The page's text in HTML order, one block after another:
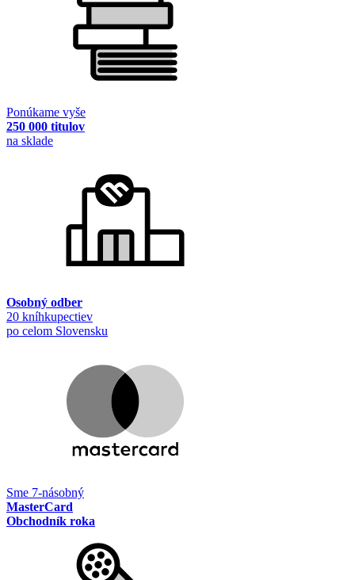
Ponúkame vyše
250 000 titulov
na sklade
Osobný odber
20 kníhkupectiev
po celom Slovensku
Sme 7-násobný
MasterCard
Obchodník roka